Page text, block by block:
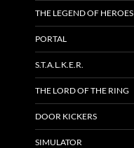
THE LEGEND OF HEROES
PORTAL
S.T.A.L.K.E.R.
THE LORD OF THE RING
DOOR KICKERS
SIMULATOR